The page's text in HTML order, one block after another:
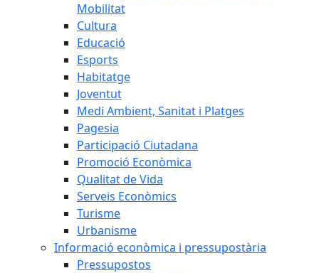
Mobilitat
Cultura
Educació
Esports
Habitatge
Joventut
Medi Ambient, Sanitat i Platges
Pagesia
Participació Ciutadana
Promoció Econòmica
Qualitat de Vida
Serveis Econòmics
Turisme
Urbanisme
Informació econòmica i pressupostària
Pressupostos